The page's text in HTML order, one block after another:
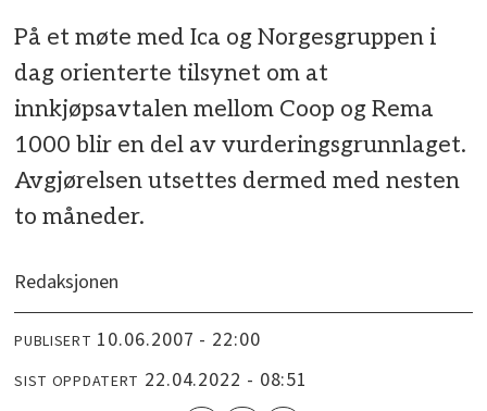
På et møte med Ica og Norgesgruppen i
dag orienterte tilsynet om at
innkjøpsavtalen mellom Coop og Rema
1000 blir en del av vurderingsgrunnlaget.
Avgjørelsen utsettes dermed med nesten
to måneder.
Redaksjonen
PUBLISERT 10.06.2007 - 22:00
SIST OPPDATERT 22.04.2022 - 08:51